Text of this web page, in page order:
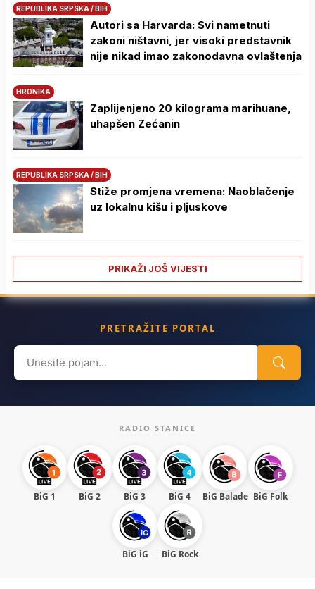
REPUBLIKA SRPSKA / BIH
Autori sa Harvarda: Svi nametnuti
zakoni ništavni, jer visoki predstavnik
nije nikad imao zakonodavna ovlaštenja
HRONIKA
Zaplijenjeno 20 kilograma marihuane,
uhapšen Zećanin
REPUBLIKA SRPSKA / BIH
Stiže promjena vremena: Naoblačenje
uz lokalnu kišu i pljuskove
PRIKAŽI JOŠ VIJESTI
PRETRAŽITE PORTAL
Search
for:
RADIO STANICE
BiG 1 BiG 2 BiG 3 BiG 4 BiG Balade BiG Folk
BiG iG BiG Rock